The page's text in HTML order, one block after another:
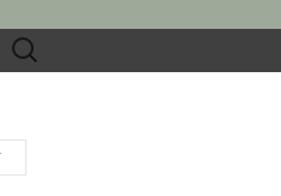
Rechercher :